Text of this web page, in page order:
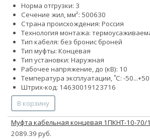
Норма отгрузки: 3
Сечение жил, мм²: 500630
Страна происхождения: Россия
Технология монтажа:
Тип кабеля: без бронис броней
Тип муфты: Концевая
Тип установки: Наружная
Рабочее напряжение, до (кВ): 10
Температура эксплуатации, ˚С: -50...+50
Штрих-код: 14630019123716
В корзину
Муфта кабельная концевая 1ПКНТ-10-70/
2089.39 руб.